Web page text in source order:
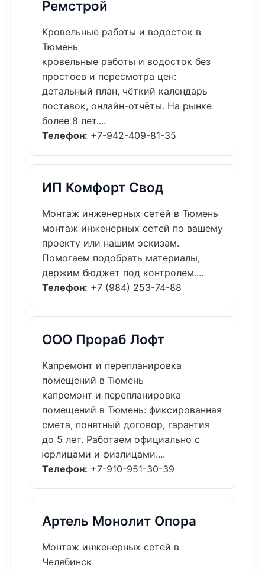
Ремстрой
Кровельные работы и водосток в
Тюмень
кровельные работы и водосток без
простоев и пересмотра цен:
детальный план, чёткий календарь
поставок, онлайн-отчёты. На рынке
более 8 лет....
Телефон: +7-942-409-81-35
ИП Комфорт Свод
Монтаж инженерных сетей в Тюмень
монтаж инженерных сетей по вашему
проекту или нашим эскизам.
Помогаем подобрать материалы,
держим бюджет под контролем....
Телефон: +7 (984) 253-74-88
ООО Прораб Лофт
Капремонт и перепланировка
помещений в Тюмень
капремонт и перепланировка
помещений в Тюмень: фиксированная
смета, понятный договор, гарантия
до 5 лет. Работаем официально с
юрлицами и физлицами....
Телефон: +7-910-951-30-39
Артель Монолит Опора
Монтаж инженерных сетей в
Челябинск